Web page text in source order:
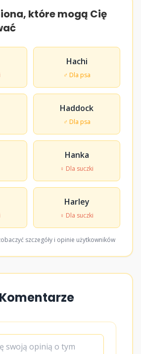
które mogą Cię
Hachi
♂ Dla psa
Haddock
♂ Dla psa
Hanka
♀ Dla suczki
Harley
♀ Dla suczki
szczegóły i opinie użytkowników